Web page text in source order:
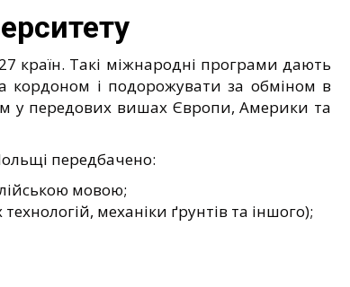
країн. Такі міжнародні програми дають
кордоном і подорожувати за обміном в
у передових вишах Європи, Америки та
передбачено:
мовою;
механіки ґрунтів та іншого);